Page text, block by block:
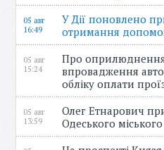
05 авг
16:49
У Дії поновлено
отримання
05 авг
15:24
Про
впровадження
обліку оплати
05 авг
13:59
Олег Етнарович
Одеського